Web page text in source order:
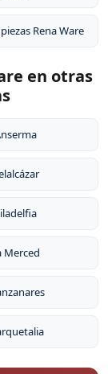
Rena Ware
en otras
Merced